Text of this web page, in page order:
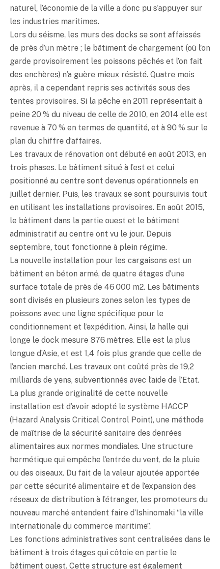
naturel, l’économie de la ville a donc pu s’appuyer sur
les industries maritimes.
Lors du séisme, les murs des docks se sont affaissés
de près d’un mètre ; le bâtiment de chargement (où l’on
garde provisoirement les poissons pêchés et l’on fait
des enchères) n’a guère mieux résisté. Quatre mois
après, il a cependant repris ses activités sous des
tentes provisoires. Si la pêche en 2011 représentait à
peine 20 % du niveau de celle de 2010, en 2014 elle est
revenue à 70 % en termes de quantité, et à 90 % sur le
plan du chiffre d’affaires.
Les travaux de rénovation ont débuté en août 2013, en
trois phases. Le bâtiment situé à l’est et celui
positionné au centre sont devenus opérationnels en
juillet dernier. Puis, les travaux se sont poursuivis tout
en utilisant les installations provisoires. En août 2015,
le bâtiment dans la partie ouest et le bâtiment
administratif au centre ont vu le jour. Depuis
septembre, tout fonctionne à plein régime.
La nouvelle installation pour les cargaisons est un
bâtiment en béton armé, de quatre étages d’une
surface totale de près de 46 000 m2. Les bâtiments
sont divisés en plusieurs zones selon les types de
poissons avec une ligne spécifique pour le
conditionnement et l’expédition. Ainsi, la halle qui
longe le dock mesure 876 mètres. Elle est la plus
longue d’Asie, et est 1,4 fois plus grande que celle de
l’ancien marché. Les travaux ont coûté près de 19,2
milliards de yens, subventionnés avec l’aide de l’Etat.
La plus grande originalité de cette nouvelle
installation est d’avoir adopté le système HACCP
(Hazard Analysis Critical Control Point), une méthode
de maîtrise de la sécurité sanitaire des denrées
alimentaires aux normes mondiales. Une structure
hermétique qui empêche l’entrée du vent, de la pluie
ou des oiseaux. Du fait de la valeur ajoutée apportée
par cette sécurité alimentaire et de l’expansion des
réseaux de distribution à l’étranger, les promoteurs du
nouveau marché entendent faire d’Ishinomaki “la ville
internationale du commerce maritime”.
Les fonctions administratives sont centralisées dans le
bâtiment à trois étages qui côtoie en partie le
bâtiment ouest. Cette structure est également